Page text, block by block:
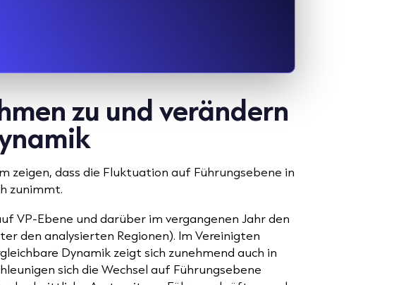
zu und verändern
zeigen, dass die Fluktuation auf Führungsebene in
zunimmt.
VP-Ebene und darüber im vergangenen Jahr den
den analysierten Regionen). Im Vereinigten
Dynamik zeigt sich zunehmend auch in
sich die Wechsel auf Führungsebene